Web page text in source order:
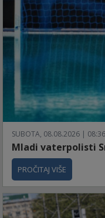
SUBOTA, 08.08.2026 | 08:36
Mladi vaterpolisti
PROČITAJ VIŠE